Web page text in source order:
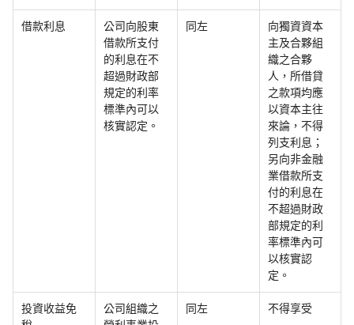
借款利息
公司向股東
借款所支付
的利息在不
超過財政部
規定的利率
標準內可以
核實認定。
同左
向獨資資本
主及合夥組
織之合夥
人，所借貸
之款項均應
以資本主往
來論，不得
列支利息；
另向非金融
業借款所支
付的利息在
不超過財政
部規定的利
率標準內可
以核實認
定。
投資收益免
公司組織之
同左 不得享受